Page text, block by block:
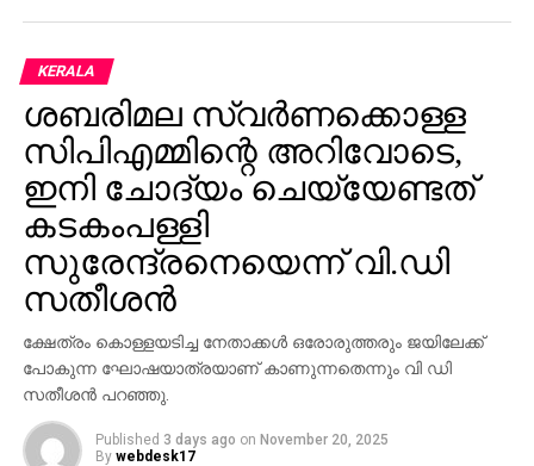
KERALA
ശബരിമല സ്വര്‍ണക്കൊള്ള
സിപിഎമ്മിന്റെ അറിവോടെ,
ഇനി ചോദ്യം ചെയ്യേണ്ടത്
കടകംപള്ളി
സുരേന്ദ്രനെയെന്ന് വി.ഡി
സതീശന്‍
ക്ഷേത്രം കൊള്ളയടിച്ച നേതാക്കള്‍ ഒരോരുത്തരും ജയിലേക്ക്
പോകുന്ന ഘോഷയാത്രയാണ് കാണുന്നതെന്നും വി ഡി
സതീശന്‍ പറഞ്ഞു.
Published 3 days ago on November 20, 2025
By webdesk17